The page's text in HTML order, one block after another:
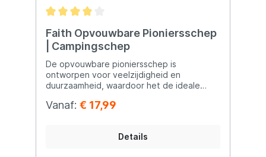
Faith Opvouwbare Pioniersschep
| Campingschep
De opvouwbare pioniersschep is
ontworpen voor veelzijdigheid en
duurzaamheid, waardoor het de ideale
avonturen. Deze schep wordt geleverd in
standen. Door de gebruiksvriendelijke
Vanaf: € 17,99
Details